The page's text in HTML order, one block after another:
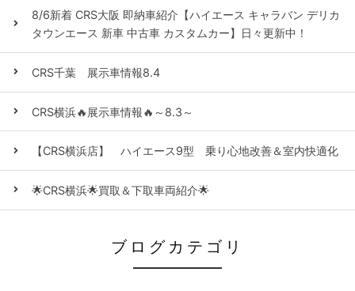
8/6新着 CRS大阪 即納車紹介【ハイエース キャラバン デリカ
タウンエース 新車 中古車 カスタムカー】日々更新中！
CRS千葉 展示車情報8.4
CRS横浜🔥展示車情報🔥～8.3～
【CRS横浜店】 ハイエース9型 乗り心地改善＆室内快適化
🌟CRS横浜🌟買取＆下取車両紹介🌟
ブログカテゴリ